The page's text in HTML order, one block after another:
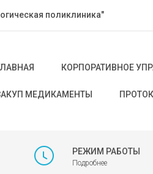
поликлиника"
КОРПОРАТИВНОЕ
МЕДИКАМЕНТЫ
РЕЖИМ РАБОТЫ
Подробнее